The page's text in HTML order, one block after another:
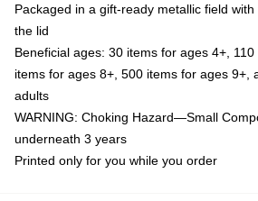
Packaged in a gift-ready metallic field
the lid
Beneficial ages: 30 items for ages 4+,
items for ages 8+, 500 items for ages 9+,
adults
WARNING: Choking Hazard—Small
underneath 3 years
Printed only for you while you order